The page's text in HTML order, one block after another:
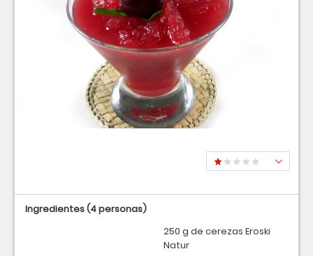
Ingredientes(4 personas)
250 g de cerezas Eroski
Natur